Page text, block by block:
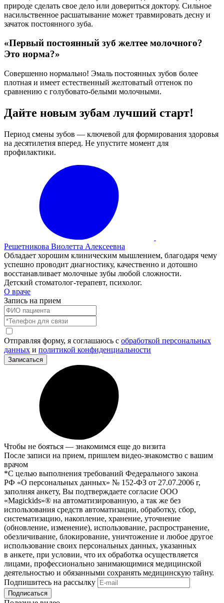
природе сделать свое дело или довериться доктору. Сильное
насильственное расшатывание может травмировать десну и
зачаток постоянного зуба.
«Первый постоянный зуб желтее молочного?
Это норма?»
Совершенно нормально! Эмаль постоянных зубов более
плотная и имеет естественный желтоватый оттенок по
сравнению с голубовато-белыми молочными.
Дайте новым зубам лучший старт!
Период смены зубов — ключевой для формирования здоровья
на десятилетия вперед. Не упустите момент для
профилактики.
Решетникова Виолетта Алексеевна
Обладает хорошим клиническим мышлением, благодаря чему
успешно проводит диагностику, качественно и дотошно
восстанавливает молочные зубы любой сложности.
Детский стоматолог-терапевт, психолог.
О враче
Запись на прием
Отправляя форму, я соглашаюсь с обработкой персональных
данных и политикой конфиденциальности
Записаться
Чтобы не бояться — знакомимся еще до визита
После записи на прием, пришлем видео-знакомство с вашим
врачом
*С целью выполнения требований Федерального закона
РФ «О персональных данных» № 152-ФЗ от 27.07.2006 г,
заполняя анкету, Вы подтверждаете согласие ООО
«Magickids»® на автоматизированную, а так же без
использования средств автоматизации, обработку, сбор,
систематизацию, накопление, хранение, уточнение
(обновление, изменение), использование, распространение,
обезличивание, блокирование, уничтожение и любое другое
использование своих персональных данных, указанных
в анкете, при условии, что их обработка осуществляется
лицами, профессионально занимающимися медицинской
деятельностью и обязанными сохранять медицинскую тайну.
Подпишитесь на рассылку
Подписаться